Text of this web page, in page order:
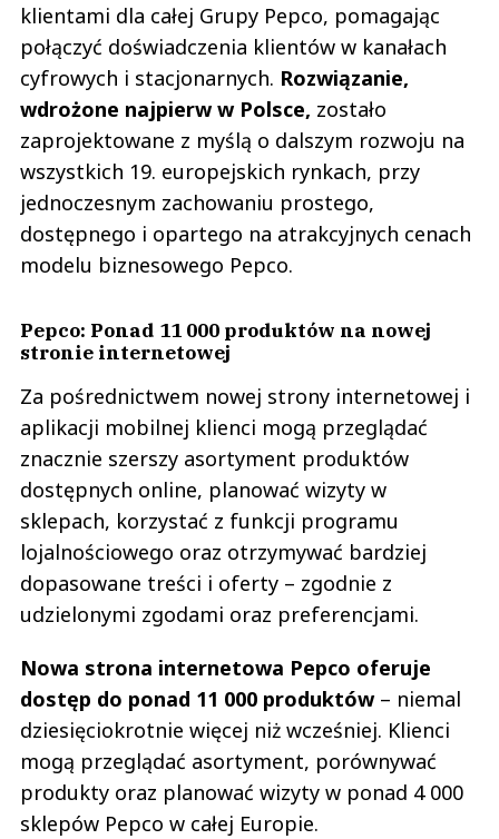
klientami dla całej Grupy Pepco, pomagając
połączyć doświadczenia klientów w kanałach
cyfrowych i stacjonarnych. Rozwiązanie,
wdrożone najpierw w Polsce, zostało
zaprojektowane z myślą o dalszym rozwoju na
wszystkich 19. europejskich rynkach, przy
jednoczesnym zachowaniu prostego,
dostępnego i opartego na atrakcyjnych cenach
modelu biznesowego Pepco.
Pepco: Ponad 11 000 produktów na nowej
stronie internetowej
Za pośrednictwem nowej strony internetowej i
aplikacji mobilnej klienci mogą przeglądać
znacznie szerszy asortyment produktów
dostępnych online, planować wizyty w
sklepach, korzystać z funkcji programu
lojalnościowego oraz otrzymywać bardziej
dopasowane treści i oferty – zgodnie z
udzielonymi zgodami oraz preferencjami.
Nowa strona internetowa Pepco oferuje
dostęp do ponad 11 000 produktów– niemal
dziesięciokrotnie więcej niż wcześniej. Klienci
mogą przeglądać asortyment, porównywać
produkty oraz planować wizyty w ponad 4 000
sklepów Pepco w całej Europie.